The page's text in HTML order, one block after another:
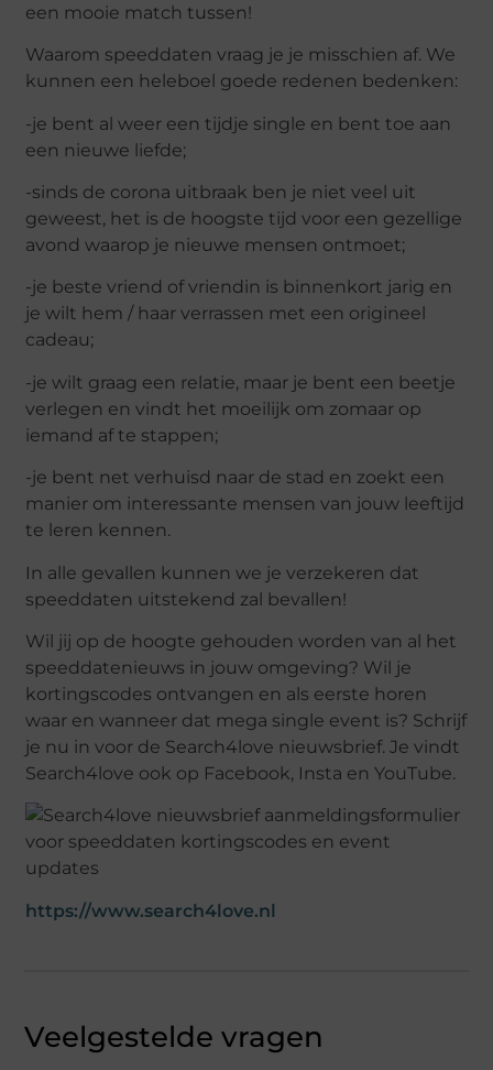
een mooie match tussen!
Waarom speeddaten vraag je je misschien af. We
kunnen een heleboel goede redenen bedenken:
-je bent al weer een tijdje single en bent toe aan
een nieuwe liefde;
-sinds de corona uitbraak ben je niet veel uit
geweest, het is de hoogste tijd voor een gezellige
avond waarop je nieuwe mensen ontmoet;
-je beste vriend of vriendin is binnenkort jarig en
je wilt hem / haar verrassen met een origineel
cadeau;
-je wilt graag een relatie, maar je bent een beetje
verlegen en vindt het moeilijk om zomaar op
iemand af te stappen;
-je bent net verhuisd naar de stad en zoekt een
manier om interessante mensen van jouw leeftijd
te leren kennen.
In alle gevallen kunnen we je verzekeren dat
speeddaten uitstekend zal bevallen!
Wil jij op de hoogte gehouden worden van al het
speeddatenieuws in jouw omgeving? Wil je
kortingscodes ontvangen en als eerste horen
waar en wanneer dat mega single event is? Schrijf
je nu in voor de Search4love nieuwsbrief. Je vindt
Search4love ook op Facebook, Insta en YouTube.
https://www.search4love.nl
Veelgestelde vragen